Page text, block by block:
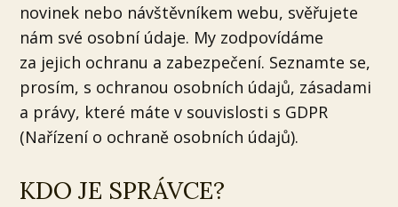
novinek nebo návštěvníkem webu, svěřujete
nám své osobní údaje. My zodpovídáme
za jejich ochranu a zabezpečení. Seznamte se,
prosím, s ochranou osobních údajů, zásadami
a právy, které máte v souvislosti s GDPR
(Nařízení o ochraně osobních údajů).
KDO JE SPRÁVCE?